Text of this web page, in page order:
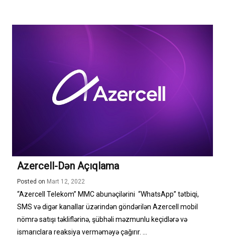
Azercell-Dən Açıqlama
Posted on Mart 12, 2022
“Azercell Telekom” MMC abunəçilərini “WhatsApp” tətbiqi,
SMS və digər kanallar üzərindən göndərilən Azercell mobil
nömrə satışı təkliflərinə, şübhəli məzmunlu keçidlərə və
ismarıclara reaksiya verməməyə çağırır. ...